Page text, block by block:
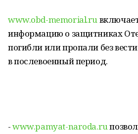
www.obd-memorial.ru
информацию о защитниках
погибли или пропали без
в послевоенный период.
-www.pamyat-naroda.ru